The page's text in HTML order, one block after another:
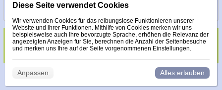
Glas veredelt mit Steinen Made with Swarovski
www.wexbo.com
Diese Seite verwendet Cookies
Wir verwenden Cookies für das reibungslose Funktionieren unserer
Website und ihrer Funktionen. Mithilfe von Cookies merken wir uns
beispielsweise auch Ihre bevorzugte Sprache, erhöhen die Relevanz der
angezeigten Anzeigen für Sie, berechnen die Anzahl der Seitenbesuche
und merken uns Ihre auf der Seite vorgenommenen Einstellungen.
Anpassen Alles erlauben